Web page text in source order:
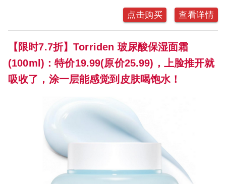
点击购买 查看详情
【限时7.7折】Torriden 玻尿酸保湿面霜
(100ml)：特价19.99(原价25.99)，上脸推开就
吸收了，涂一层能感觉到皮肤喝饱水！